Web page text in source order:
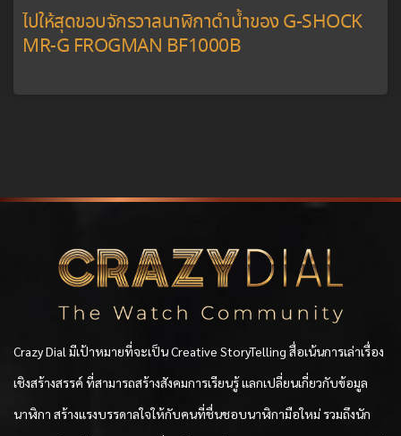
ไปให้สุดขอบจักรวาลนาฬิกาดำน้ำของ G-SHOCK
MR-G FROGMAN BF1000B
Crazy Dial มีเป้าหมายที่จะเป็น Creative StoryTelling สื่อเน้นการเล่าเรื่อง
เชิงสร้างสรรค์ ที่สามารถสร้างสังคมการเรียนรู้ แลกเปลี่ยนเกี่ยวกับข้อมูล
นาฬิกา สร้างแรงบรรดาลใจให้กับคนที่ชื่นชอบนาฬิกามือใหม่ รวมถึงนัก